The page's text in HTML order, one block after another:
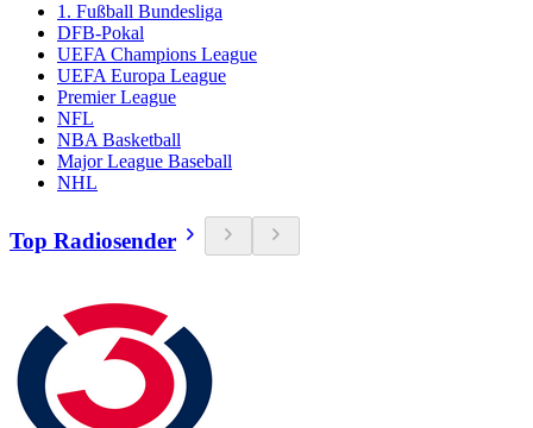
1. Fußball Bundesliga
DFB-Pokal
UEFA Champions League
UEFA Europa League
Premier League
NFL
NBA Basketball
Major League Baseball
NHL
Top Radiosender